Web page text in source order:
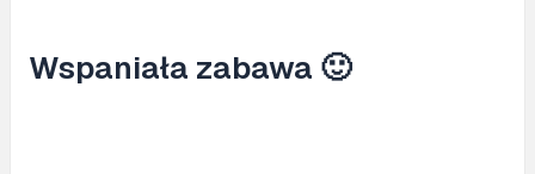
Wspaniała zabawa 🙂